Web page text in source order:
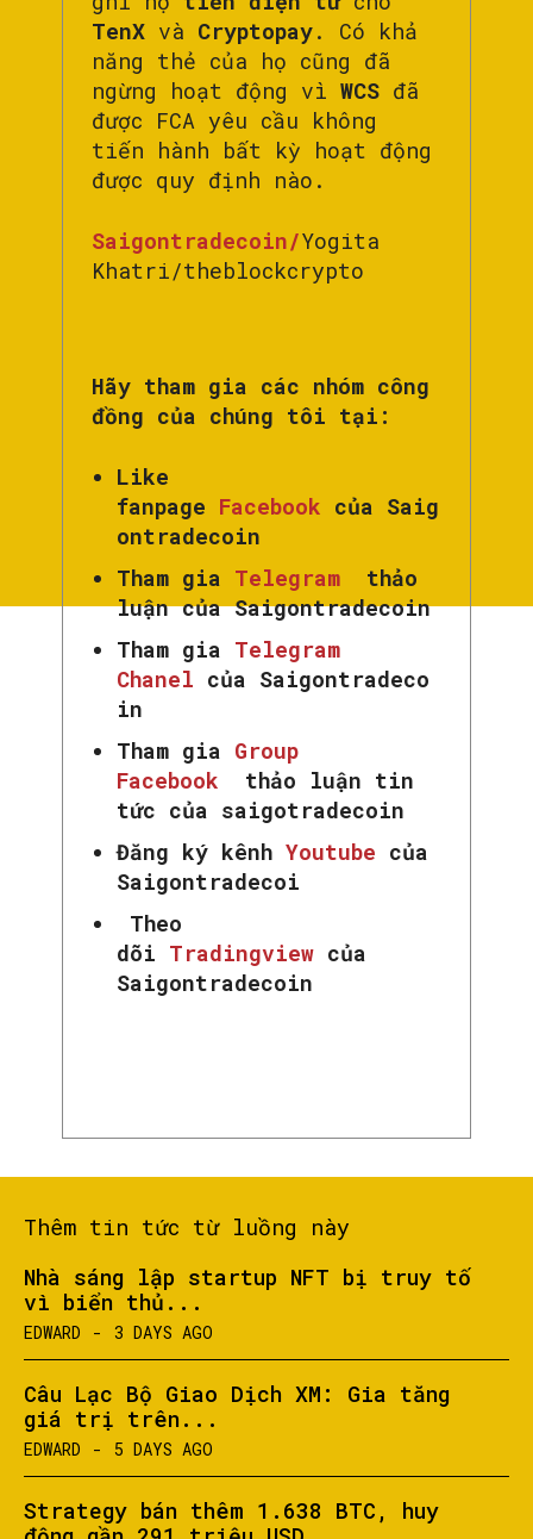
TenX và Cryptopay. Có khả
năng thẻ của họ cũng đã
ngừng hoạt động vì WCS đã
được FCA yêu cầu không
tiến hành bất kỳ hoạt động
được quy định nào.
Saigontradecoin/Yogita
Khatri/theblockcrypto
Hãy tham gia các nhóm công
đồng của chúng tôi tại:
Like
fanpage Facebook của Saig
ontradecoin
Tham gia Telegram
thảo
luận của Saigontradecoin
Tham gia Telegram
Chanel của Saigontradeco
in
Tham gia Group
Facebook
thảo luận tin
tức của saigotradecoin
Đăng ký kênh Youtube của
Saigontradecoi
Theo
dõi Tradingview của
Saigontradecoin
Thêm tin tức từ luồng này
Nhà sáng lập startup NFT bị truy tố
vì biển thủ...
EDWARD - 3 DAYS AGO
Câu Lạc Bộ Giao Dịch XM: Gia tăng
giá trị trên...
EDWARD - 5 DAYS AGO
Strategy bán thêm 1.638 BTC, huy